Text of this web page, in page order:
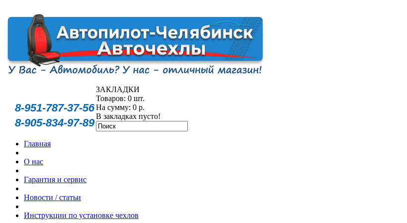
8-951-787-37-56
8-905-834-97-89
ЗАКЛАДКИ
Товаров: 0 шт.
На сумму: 0 р.
В закладках пусто!
Главная
О нас
Гарантия и сервис
Новости / статьи
Инструкции по установке чехлов